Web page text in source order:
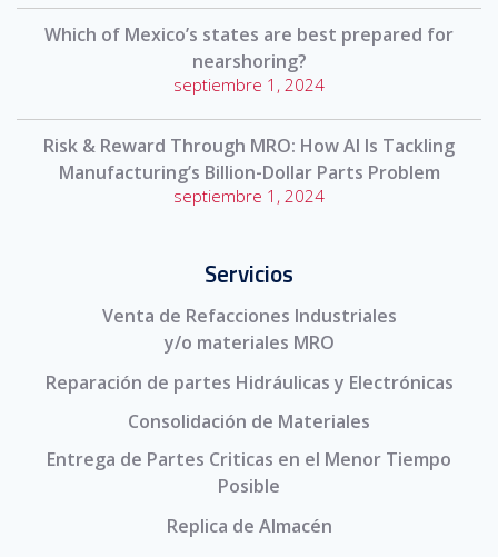
Which of Mexico’s states are best prepared for
nearshoring?
septiembre 1, 2024
Risk & Reward Through MRO: How AI Is Tackling
Manufacturing’s Billion-Dollar Parts Problem
septiembre 1, 2024
Servicios
Venta de Refacciones Industriales
y/o materiales MRO
Reparación de partes Hidráulicas y Electrónicas
Consolidación de Materiales
Entrega de Partes Criticas en el Menor Tiempo
Posible
Replica de Almacén